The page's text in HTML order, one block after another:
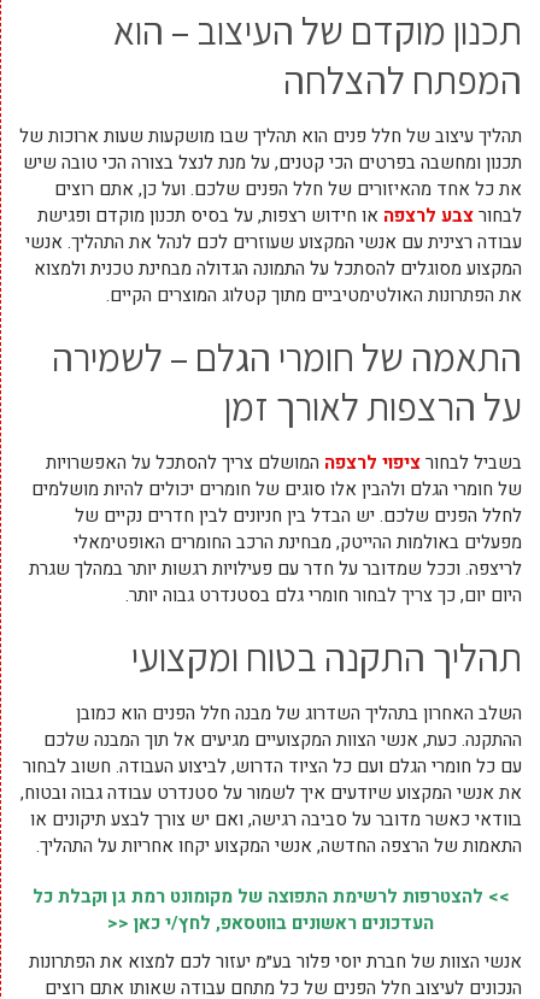
תכנון מוקדם של העיצוב – הוא
המפתח להצלחה
תהליך עיצוב של חלל פנים הוא תהליך שבו מושקעות שעות ארוכות של
תכנון ומחשבה בפרטים הכי קטנים, על מנת לנצל בצורה הכי טובה שיש
את כל אחד מהאיזורים של חלל הפנים שלכם. ועל כן, ‏אתם רוצים
לבחורצבע לרצפה או חידוש רצפות, על בסיס תכנון מוקדם ופגישת
עבודה רצינית עם אנשי המקצוע שעוזרים לכם לנהל את התהליך. ‏אנשי
המקצוע מסוגלים להסתכל על ‏התמונה הגדולה מבחינת טכנית ולמצוא
את הפתרונות האולטימטיביים מתוך קטלוג המוצרים ‏הקיים.
התאמה של חומרי הגלם – לשמירה
על הרצפות לאורך זמן
‏בשביל לבחורציפוי לרצפה המושלם צריך להסתכל על האפשרויות
של חומרי הגלם ולהבין אלו סוגים של חומרים יכולים להיות מושלמים
לחלל הפנים שלכם. יש הבדל בין חניונים לבין חדרים נקיים של
מפעלים באולמות ההייטק, מבחינת הרכב החומרים האופטימאלי
לריצפה. וככל שמדובר על חדר עם פעילויות רגשות יותר במהלך שגרת
היום יום, כך צריך לבחור חומרי ‏גלם בסטנדרט גבוה יותר.
תהליך התקנה בטוח ומקצועי
‏השלב האחרון בתהליך השדרוג של מבנה חלל הפנים הוא כמובן
ההתקנה. כעת, אנשי הצוות המקצועיים מגיעים אל תוך המבנה שלכם
עם כל חומרי הגלם ועם כל הציוד הדרוש, ‏לביצוע העבודה. חשוב לבחור
את אנשי המקצוע שיודעים איך לשמור על סטנדרט ‏עבודה גבוה ובטוח,
בוודאי כאשר מדובר על סביבה רגישה, ואם יש צורך לבצע תיקונים או
התאמות של הרצפה החדשה, ‏אנשי המקצוע יקחו אחריות על התהליך.
>> להצטרפות לרשימת התפוצה של מקומונט רמת גן וקבלת כל
העדכונים ראשונים בווטסאפ, לחץ/י כאן <<
‏אנשי הצוות של חברת יוסי פלור בע״מ יעזור לכם למצוא את הפתרונות
הנכונים לעיצוב חלל הפנים של כל מתחם עבודה שאותו אתם רוצים